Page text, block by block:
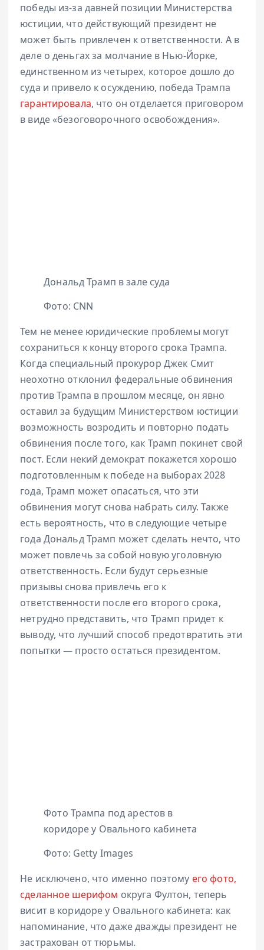
победы из-за давней позиции Министерства
юстиции, что действующий президент не
может быть привлечен к ответственности. А в
деле о деньгах за молчание в Нью-Йорке,
единственном из четырех, которое дошло до
суда и привело к осуждению, победа Трампа
гарантировала, что он отделается приговором
в виде «безоговорочного освобождения».
Дональд Трамп в зале суда
Фото: CNN
Тем не менее юридические проблемы могут
сохраниться к концу второго срока Трампа.
Когда специальный прокурор Джек Смит
неохотно отклонил федеральные обвинения
против Трампа в прошлом месяце, он явно
оставил за будущим Министерством юстиции
возможность возродить и повторно подать
обвинения после того, как Трамп покинет свой
пост. Если некий демократ покажется хорошо
подготовленным к победе на выборах 2028
года, Трамп может опасаться, что эти
обвинения могут снова набрать силу. Также
есть вероятность, что в следующие четыре
года Дональд Трамп может сделать нечто, что
может повлечь за собой новую уголовную
ответственность. Если будут серьезные
призывы снова привлечь его к
ответственности после его второго срока,
нетрудно представить, что Трамп придет к
выводу, что лучший способ предотвратить эти
попытки — просто остаться президентом.
Фото Трампа под арестов в
коридоре у Овального кабинета
Фото: Getty Images
Не исключено, что именно поэтому его фото,
сделанное шерифом округа Фултон, теперь
висит в коридоре у Овального кабинета: как
напоминание, что даже дважды президент не
застрахован от тюрьмы.